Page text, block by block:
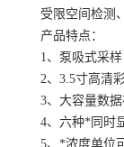
受限空间检测
产品特点：
1、泵吸式采
2、3.5寸高清
3、大容量数
4、六种*同时
5、*浓度单位